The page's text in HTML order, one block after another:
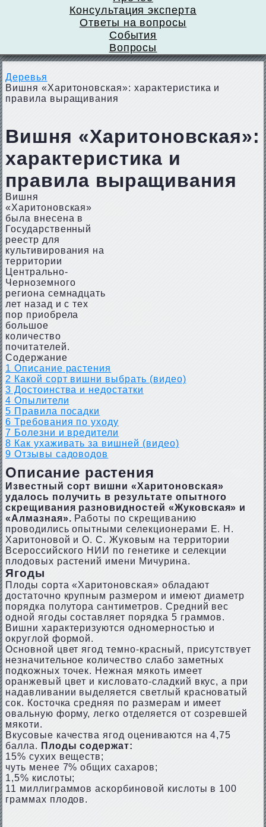
Консультация эксперта
Ответы на вопросы
События
Вопросы
Деревья
Вишня «Харитоновская»: характеристика и
правила выращивания
Вишня «Харитоновская»:
характеристика и
правила выращивания
Вишня
«Харитоновская»
была внесена в
Государственный
реестр для
культивирования на
территории
Центрально-
Черноземного
региона семнадцать
лет назад и с тех
пор приобрела
большое
количество
почитателей.
Содержание
1 Описание растения
2 Какой сорт вишни выбрать (видео)
3 Достоинства и недостатки
4 Опылители
5 Правила посадки
6 Требования по уходу
7 Болезни и вредители
8 Как ухаживать за вишней (видео)
9 Отзывы садоводов
Описание растения
Известный сорт вишни «Харитоновская»
удалось получить в результате опытного
скрещивания разновидностей «Жуковская» и
«Алмазная». Работы по скрещиванию
проводились опытными селекционерами Е. Н.
Харитоновой и О. С. Жуковым на территории
Всероссийского НИИ по генетике и селекции
плодовых растений имени Мичурина.
Ягоды
Плоды сорта «Харитоновская» обладают
достаточно крупным размером и имеют диаметр
порядка полутора сантиметров. Средний вес
одной ягоды составляет порядка 5 граммов.
Вишни характеризуются одномерностью и
округлой формой.
Основной цвет ягод темно-красный, присутствует
незначительное количество слабо заметных
подкожных точек. Нежная мякоть имеет
оранжевый цвет и кисловато-сладкий вкус, а при
надавливании выделяется светлый красноватый
сок. Косточка средняя по размерам и имеет
овальную форму, легко отделяется от созревшей
мякоти.
Вкусовые качества ягод оцениваются на 4,75
балла. Плоды содержат:
15% сухих веществ;
чуть менее 7% общих сахаров;
1,5% кислоты;
11 миллиграммов аскорбиновой кислоты в 100
граммах плодов.